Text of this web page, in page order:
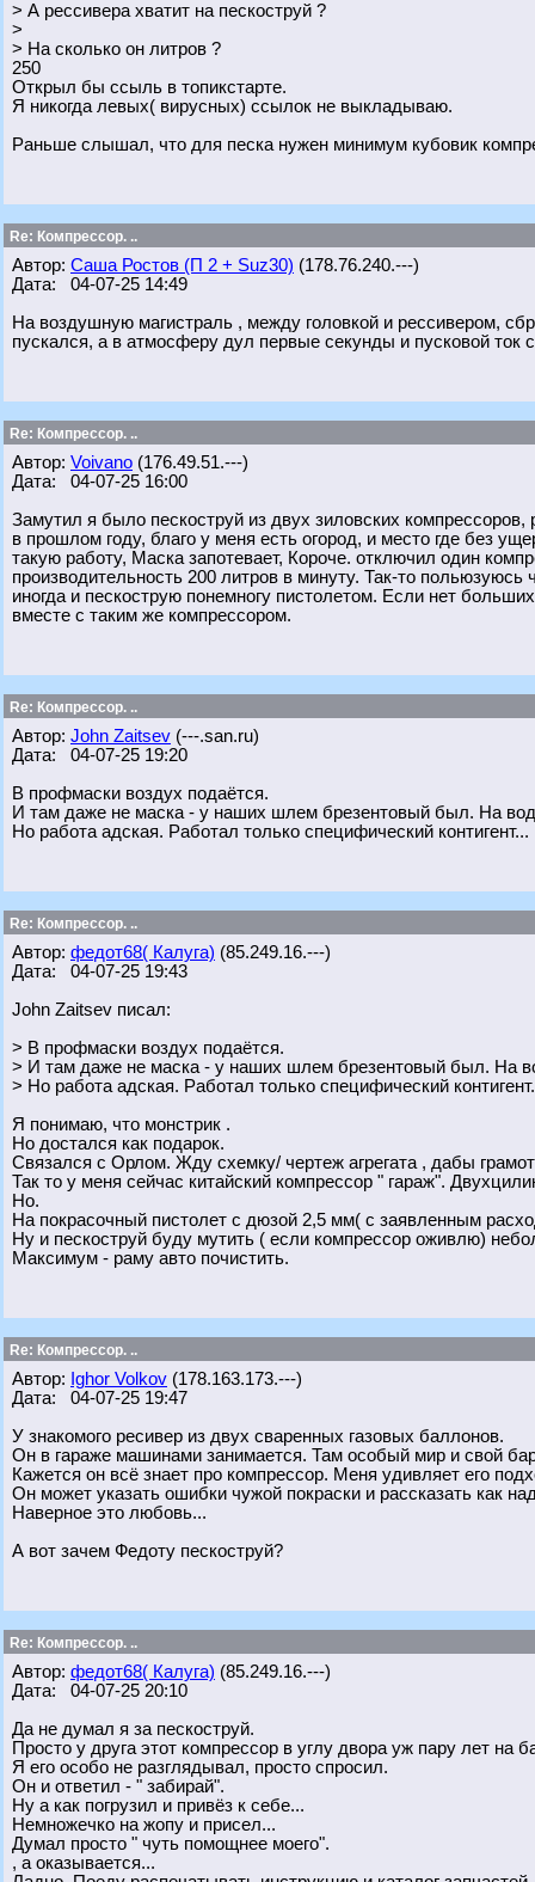
> А рессивера хватит на пескоструй ?
>
> На сколько он литров ?
250
Открыл бы ссыль в топикстарте.
Я никогда левых( вирусных) ссылок не выкладываю.
Раньше слышал, что для песка нужен минимум кубовик
Re: Компрессор. ..
Автор: Саша Ростов (П 2 + Suz30) (178.76.240.---)
Дата: 04-07-25 14:49
На воздушную магистраль , между головкой и рессивером,
пускался, а в атмосферу дул первые секунды и пусковой ток
Re: Компрессор. ..
Автор: Voivano (176.49.51.---)
Дата: 04-07-25 16:00
Замутил я было пескоструй из двух зиловских компрессоров,
в прошлом году, благо у меня есть огород, и место где без
такую работу, Маска запотевает, Короче. отключил один
производительность 200 литров в минуту. Так-то
иногда и пескострую понемногу пистолетом. Если нет
вместе с таким же компрессором.
Re: Компрессор. ..
Автор: John Zaitsev (---.san.ru)
Дата: 04-07-25 19:20
В профмаски воздух подаётся.
И там даже не маска - у наших шлем брезентовый был. На
Но работа адская. Работал только специфический контигент...
Re: Компрессор. ..
Автор: федот68( Калуга) (85.249.16.---)
Дата: 04-07-25 19:43
John Zaitsev писал:
> В профмаски воздух подаётся.
> И там даже не маска - у наших шлем брезентовый был. На
> Но работа адская. Работал только специфический
Я понимаю, что монстрик .
Но достался как подарок.
Связался с Орлом. Жду схемку/ чертеж агрегата , дабы
Так то у меня сейчас китайский компрессор " гараж".
Но.
На покрасочный пистолет с дюзой 2,5 мм( с заявленным
Ну и пескоструй буду мутить ( если компрессор оживлю)
Максимум - раму авто почистить.
Re: Компрессор. ..
Автор: Ighor Volkov (178.163.173.---)
Дата: 04-07-25 19:47
У знакомого ресивер из двух сваренных газовых баллонов.
Он в гараже машинами занимается. Там особый мир и свой
Кажется он всё знает про компрессор. Меня удивляет его
Он может указать ошибки чужой покраски и рассказать как
Наверное это любовь...
А вот зачем Федоту пескоструй?
Re: Компрессор. ..
Автор: федот68( Калуга) (85.249.16.---)
Дата: 04-07-25 20:10
Да не думал я за пескоструй.
Просто у друга этот компрессор в углу двора уж пару лет на
Я его особо не разглядывал, просто спросил.
Он и ответил - " забирай".
Ну а как погрузил и привёз к себе...
Немножечко на жопу и присел...
Думал просто " чуть помощнее моего".
, а оказывается...